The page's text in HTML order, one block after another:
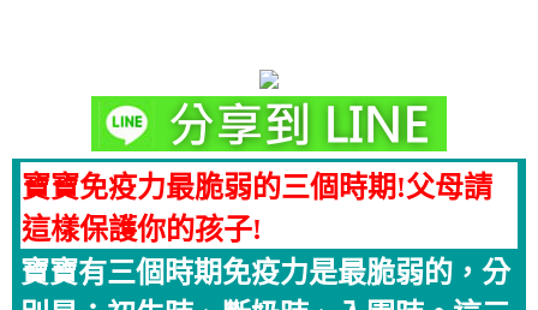
寶寶免疫力最脆弱的三個時期!父母請
這樣保護你的孩子!
寶寶有三個時期免疫力是最脆弱的，分